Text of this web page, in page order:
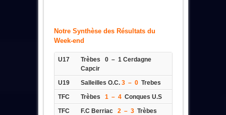
Notre Synthèse des Résultats du
Week-end
U17
Trèbes 0 – 1 Cerdagne
Capcir
U19
Salleilles O.C. 3 – 0Trebes
TFC
Trèbes 1 – 4Conques U.S
TFC
F.C Berriac 2 – 3Trèbes